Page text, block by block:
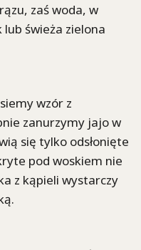
zaś woda, w
świeża zielona
wzór z
zanurzymy jajo w
się tylko odsłonięte
pod woskiem nie
z kąpieli wystarczy